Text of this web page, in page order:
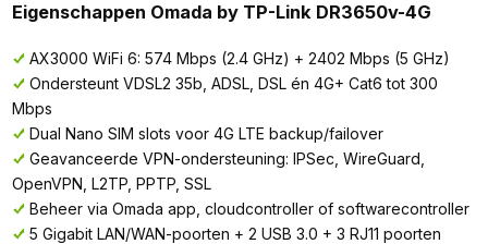
Eigenschappen Omada by TP-Link DR3650v-4G
AX3000 WiFi 6: 574 Mbps (2.4 GHz) + 2402 Mbps (5 GHz)
Ondersteunt VDSL2 35b, ADSL, DSL én 4G+ Cat6 tot 300
Mbps
Dual Nano SIM slots voor 4G LTE backup/failover
Geavanceerde VPN-ondersteuning: IPSec, WireGuard,
OpenVPN, L2TP, PPTP, SSL
Beheer via Omada app, cloudcontroller of softwarecontroller
5 Gigabit LAN/WAN-poorten + 2 USB 3.0 + 3 RJ11 poorten